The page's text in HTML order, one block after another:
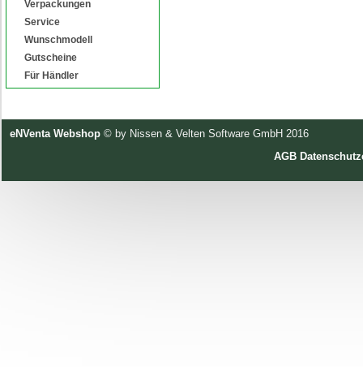
Verpackungen
Service
Wunschmodell
Gutscheine
Für Händler
eNVenta Webshop © by Nissen & Velten Software GmbH 2016
AGB